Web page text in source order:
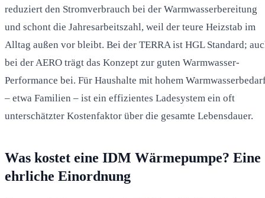
reduziert den Stromverbrauch bei der Warmwasserbereitung
und schont die Jahresarbeitszahl, weil der teure Heizstab im
Alltag außen vor bleibt. Bei der TERRA ist HGL Standard;
bei der AERO trägt das Konzept zur guten Warmwasser-
Performance bei. Für Haushalte mit hohem
– etwa Familien – ist ein effizientes Ladesystem ein oft
unterschätzter Kostenfaktor über die gesamte Lebensdauer.
Was kostet eine IDM Wärmepumpe? Eine
ehrliche Einordnung